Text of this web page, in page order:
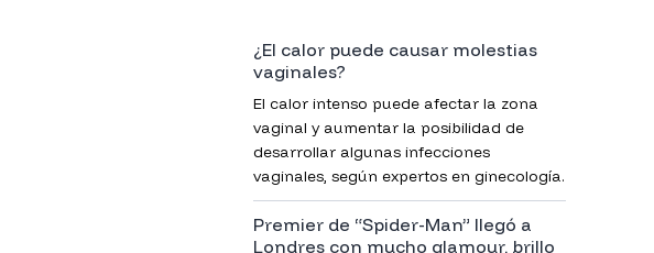
¿El calor puede causar molestias
vaginales?
El calor intenso puede afectar la zona
vaginal y aumentar la posibilidad de
desarrollar algunas infecciones
vaginales, según expertos en ginecología.
Premier de “Spider-Man” llegó a
Londres con mucho glamour, brillo